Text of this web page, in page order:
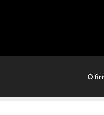
O